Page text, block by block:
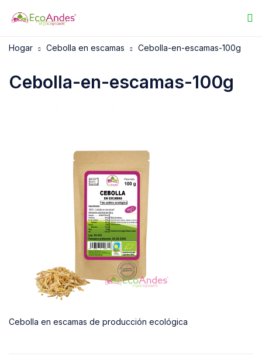
Hogar Cebolla en escamas Cebolla-en-escamas-100g
Cebolla-en-escamas-100g
Cebolla en escamas de producción ecológica